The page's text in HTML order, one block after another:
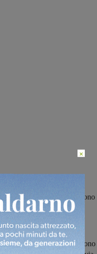
di un telefono cellulare sono
della stazione di
di furto di un telefono
×